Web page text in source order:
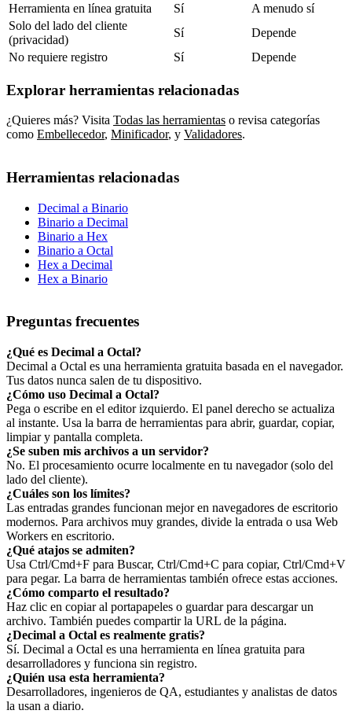
Herramienta en línea gratuita
Sí
A menudo sí
Solo del lado del cliente
(privacidad)
Sí
Depende
No requiere registro
Sí Depende
Explorar herramientas relacionadas
¿Quieres más? Visita Todas las herramientas o revisa categorías
como Embellecedor, Minificador, y Validadores.
Herramientas relacionadas
Decimal a Binario
Binario a Decimal
Binario a Hex
Binario a Octal
Hex a Decimal
Hex a Binario
Preguntas frecuentes
¿Qué es Decimal a Octal?
Decimal a Octal es una herramienta gratuita basada en el navegador.
Tus datos nunca salen de tu dispositivo.
¿Cómo uso Decimal a Octal?
Pega o escribe en el editor izquierdo. El panel derecho se actualiza
al instante. Usa la barra de herramientas para abrir, guardar, copiar,
limpiar y pantalla completa.
¿Se suben mis archivos a un servidor?
No. El procesamiento ocurre localmente en tu navegador (solo del
lado del cliente).
¿Cuáles son los límites?
Las entradas grandes funcionan mejor en navegadores de escritorio
modernos. Para archivos muy grandes, divide la entrada o usa Web
Workers en escritorio.
¿Qué atajos se admiten?
Usa Ctrl/Cmd+F para Buscar, Ctrl/Cmd+C para copiar, Ctrl/Cmd+V
para pegar. La barra de herramientas también ofrece estas acciones.
¿Cómo comparto el resultado?
Haz clic en copiar al portapapeles o guardar para descargar un
archivo. También puedes compartir la URL de la página.
¿Decimal a Octal es realmente gratis?
Sí. Decimal a Octal es una herramienta en línea gratuita para
desarrolladores y funciona sin registro.
¿Quién usa esta herramienta?
Desarrolladores, ingenieros de QA, estudiantes y analistas de datos
la usan a diario.